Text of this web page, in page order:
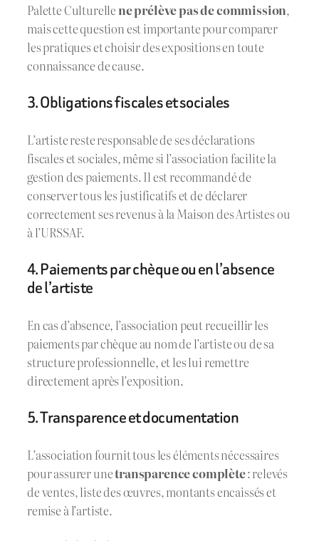
Palette Culturelle ne prélève pas de commission,
mais cette question est importante pour comparer
les pratiques et choisir des expositions en toute
connaissance de cause.
3. Obligations fiscales et sociales
L’artiste reste responsable de ses déclarations
fiscales et sociales, même si l’association facilite la
gestion des paiements. Il est recommandé de
conserver tous les justificatifs et de déclarer
correctement ses revenus à la Maison des Artistes ou
à l’URSSAF.
4. Paiements par chèque ou en l’absence
de l’artiste
En cas d’absence, l’association peut recueillir les
paiements par chèque au nom de l’artiste ou de sa
structure professionnelle, et les lui remettre
directement après l’exposition.
5. Transparence et documentation
L’association fournit tous les éléments nécessaires
pour assurer unetransparence complète: relevés
de ventes, liste des œuvres, montants encaissés et
remise à l’artiste.